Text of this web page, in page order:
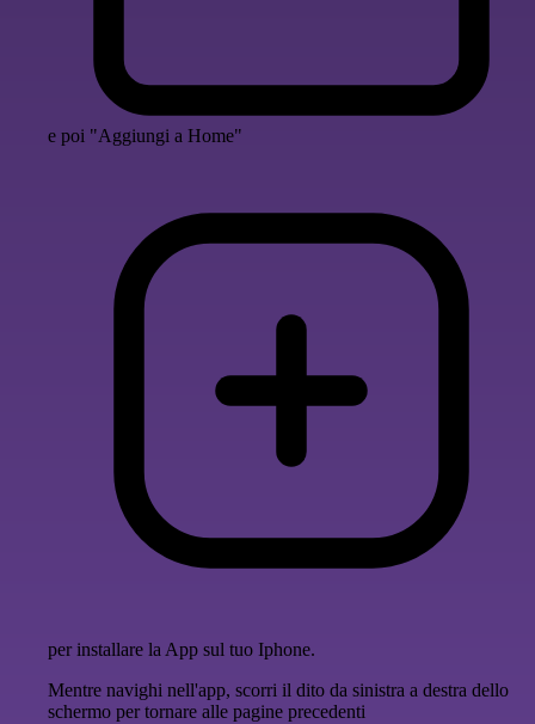
e poi "Aggiungi a Home"
per installare la App sul tuo Iphone.
Mentre navighi nell'app, scorri il dito da sinistra a destra dello
schermo per tornare alle pagine precedenti